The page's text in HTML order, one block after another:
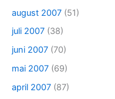
august 2007 (51)
juli 2007 (38)
juni 2007 (70)
mai 2007 (69)
april 2007 (87)